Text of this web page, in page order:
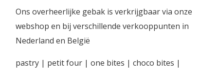
Ons overheerlijke gebak is verkrijgbaar via onze
webshop en bij verschillende verkooppunten in
Nederland en België
pastry | petit four | one bites | choco bites |